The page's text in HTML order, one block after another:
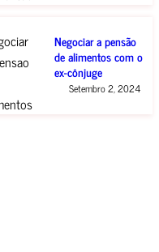
Negociar a pensão
de alimentos com o
ex-cônjuge
Setembro 2, 2024